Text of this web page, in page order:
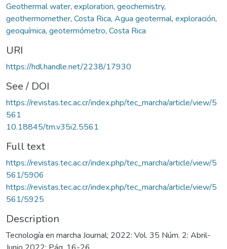
Geothermal water, exploration, geochemistry,
geothermomether, Costa Rica, Agua geotermal, exploración,
geoquímica, geotermómetro, Costa Rica
URI
https://hdl.handle.net/2238/17930
See / DOI
https://revistas.tec.ac.cr/index.php/tec_marcha/article/view/5
561
10.18845/tm.v35i2.5561
Full text
https://revistas.tec.ac.cr/index.php/tec_marcha/article/view/5
561/5906
https://revistas.tec.ac.cr/index.php/tec_marcha/article/view/5
561/5925
Description
Tecnología en marcha Journal; 2022: Vol. 35 Núm. 2: Abril-